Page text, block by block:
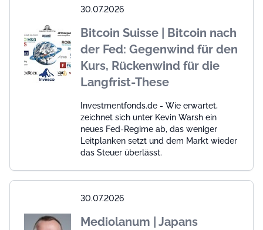
30.07.2026
Bitcoin Suisse | Bitcoin nach
der Fed: Gegenwind für den
Kurs, Rückenwind für die
Langfrist-These
Investmentfonds.de - Wie erwartet,
zeichnet sich unter Kevin Warsh ein
neues Fed-Regime ab, das weniger
Leitplanken setzt und dem Markt wieder
das Steuer überlässt.
30.07.2026
Mediolanum | Japans